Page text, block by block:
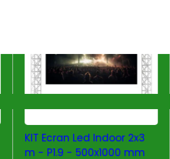
-10%
KIT Ecran Led Indoor 2x3
m - P1.9 - 500x1000 mm